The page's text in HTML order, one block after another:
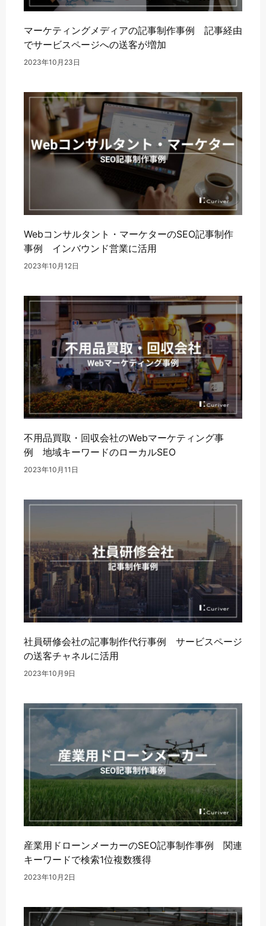
マーケティングメディアの記事制作事例 記事経由
でサービスページへの送客が増加
2023年10月23日
Webコンサルタント・マーケターのSEO記事制作
事例 インバウンド営業に活用
2023年10月12日
不用品買取・回収会社のWebマーケティング事
例 地域キーワードのローカルSEO
2023年10月11日
社員研修会社の記事制作代行事例 サービスページ
の送客チャネルに活用
2023年10月9日
産業用ドローンメーカーのSEO記事制作事例 関連
キーワードで検索1位複数獲得
2023年10月2日